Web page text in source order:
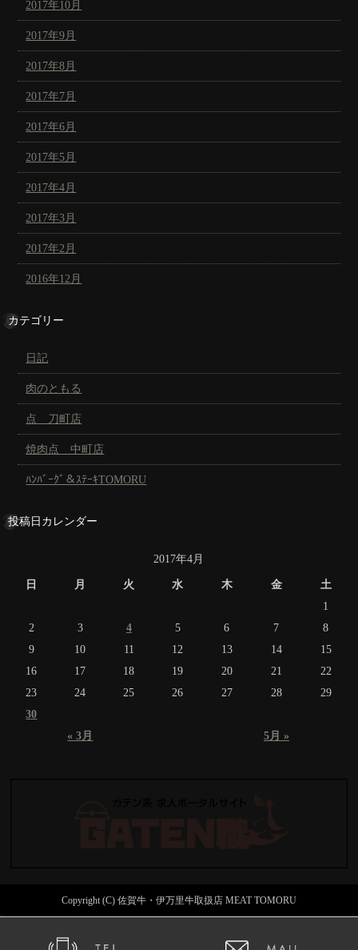
2017年10月
2017年9月
2017年8月
2017年7月
2017年6月
2017年5月
2017年4月
2017年3月
2017年2月
2016年12月
カテゴリー
日記
肉のともる
点 刀町店
焼肉点 中町店
ﾊﾝﾊﾞｰｸﾞ＆ｽﾃｰｷTOMORU
投稿日カレンダー
2017年4月
日 月 火 水 木 金 土
« 3月 5月 »
1
2
3 4 5 6 7
8
9
10 11 12 13 14
15
16
17 18 19 20 21
22
23
24 25 26 27 28
29
30
Copyright (C) 佐賀牛・伊万里牛取扱店 MEAT TOMORU